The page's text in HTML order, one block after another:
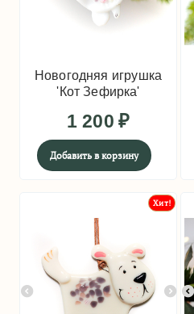
Новогодняя игрушка
'Кот Зефирка'
1 200 ₽
Добавить в корзину
Хит!